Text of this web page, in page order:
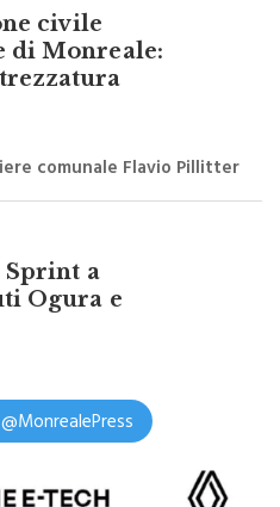
civile
di Monreale:
comunale Flavio Pillitter
Sprint a
Ogura e